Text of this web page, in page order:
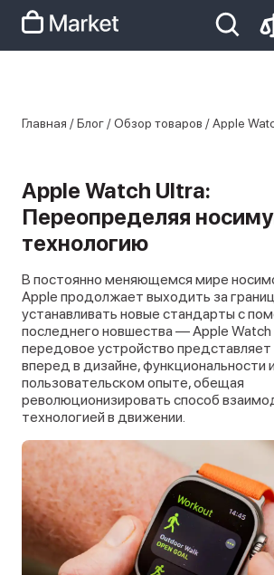
Iphone 14 pro max
айфон 14
Главная /Блог /Обзор товаров /Apple Watch Ultra:
Apple Watch Ultra:
Переопределяя
технологию
В постоянно меняющемся мире
Apple продолжает выходить за
устанавливать новые стандарты с
последнего новшества — Apple Watch
передовое устройство представляет
вперед в дизайне, функциональности и
пользовательском опыте, обещая
революционизировать способ
технологией в движении.